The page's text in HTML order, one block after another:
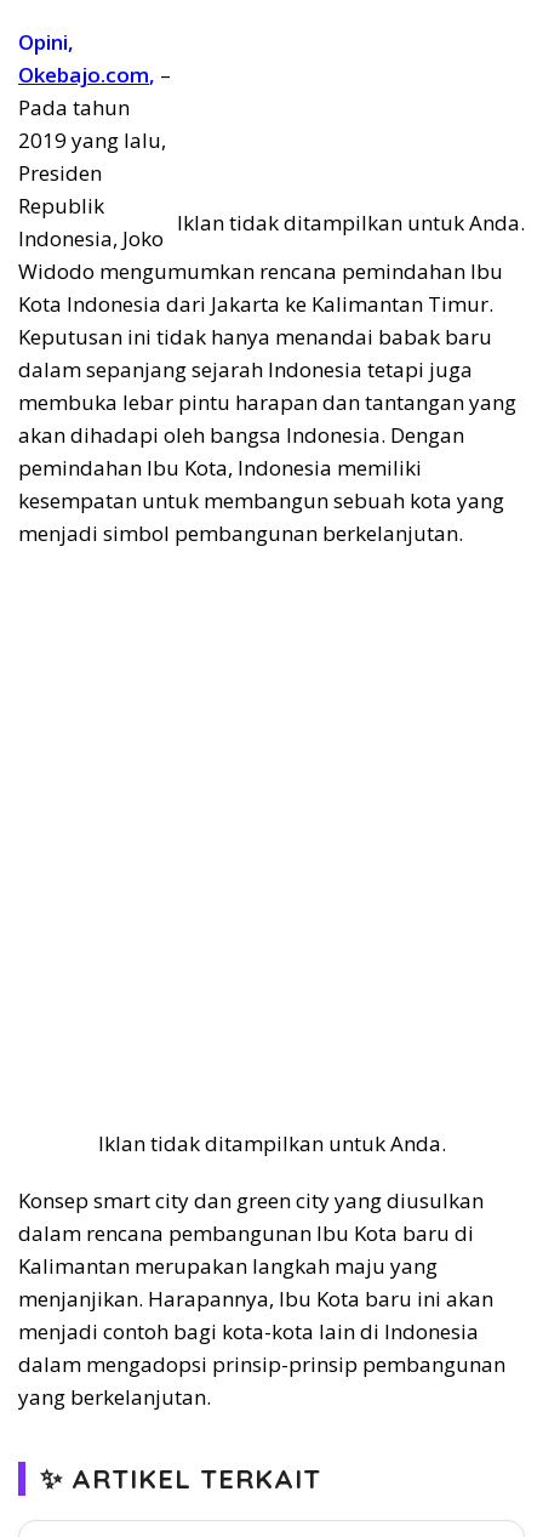
Iklan tidak ditampilkan untuk Anda.
Opini,
Okebajo.com, –
Pada tahun
2019 yang lalu,
Presiden
Republik
Indonesia, Joko
Widodo mengumumkan rencana pemindahan Ibu
Kota Indonesia dari Jakarta ke Kalimantan Timur.
Keputusan ini tidak hanya menandai babak baru
dalam sepanjang sejarah Indonesia tetapi juga
membuka lebar pintu harapan dan tantangan yang
akan dihadapi oleh bangsa Indonesia. Dengan
pemindahan Ibu Kota, Indonesia memiliki
kesempatan untuk membangun sebuah kota yang
menjadi simbol pembangunan berkelanjutan.
Iklan tidak ditampilkan untuk Anda.
Konsep smart city dan green city yang diusulkan
dalam rencana pembangunan Ibu Kota baru di
Kalimantan merupakan langkah maju yang
menjanjikan. Harapannya, Ibu Kota baru ini akan
menjadi contoh bagi kota-kota lain di Indonesia
dalam mengadopsi prinsip-prinsip pembangunan
yang berkelanjutan.
✨ ARTIKEL TERKAIT